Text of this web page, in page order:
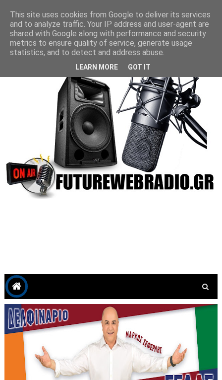
This site uses cookies from Google to deliver its services
and to analyze traffic. Your IP address and user-agent are
shared with Google along with performance and security
metrics to ensure quality of service, generate usage
statistics, and to detect and address abuse.
LEARN MORE GOT IT